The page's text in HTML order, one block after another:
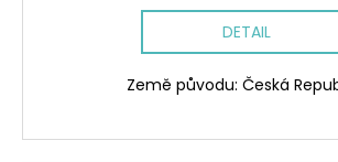
DETAIL
Země původu: Česká